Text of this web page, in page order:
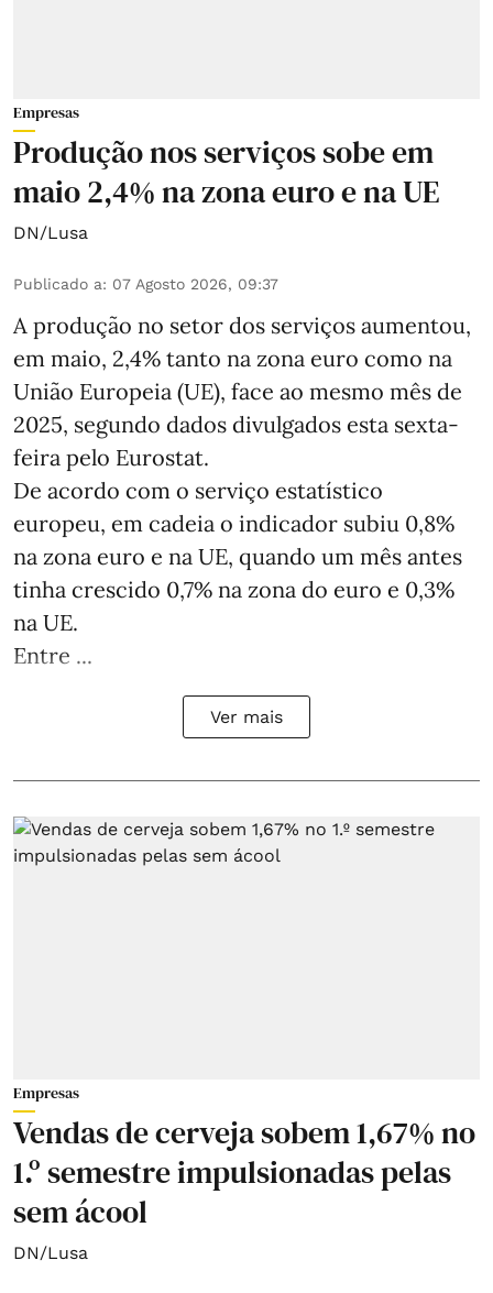
Empresas
Produção nos serviços sobe em
maio 2,4% na zona euro e na UE
DN/Lusa
Publicado a: 07 Agosto 2026, 09:37
A produção no setor dos serviços aumentou,
em maio, 2,4% tanto na zona euro como na
União Europeia (UE), face ao mesmo mês de
2025, segundo dados divulgados esta sexta-
feira pelo Eurostat.
De acordo com o serviço estatístico
europeu, em cadeia o indicador subiu 0,8%
na zona euro e na UE, quando um mês antes
tinha crescido 0,7% na zona do euro e 0,3%
na UE.
Entre ...
Ver mais
Empresas
Vendas de cerveja sobem 1,67% no
1.º semestre impulsionadas pelas
sem ácool
DN/Lusa